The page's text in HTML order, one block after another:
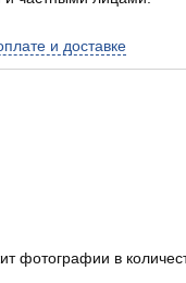
и доставке
в